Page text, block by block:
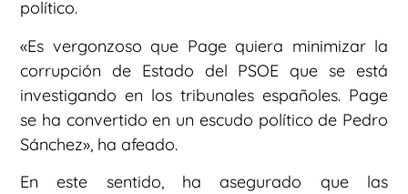
político.
«Es vergonzoso que Page quiera minimizar la
corrupción de Estado del PSOE que se está
investigando en los tribunales españoles. Page
se ha convertido en un escudo político de Pedro
Sánchez», ha afeado.
En este sentido, ha asegurado que las